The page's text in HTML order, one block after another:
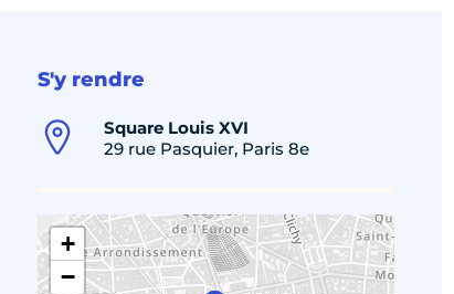
S'y rendre
Square Louis XVI
29 rue Pasquier, Paris 8e
+
−